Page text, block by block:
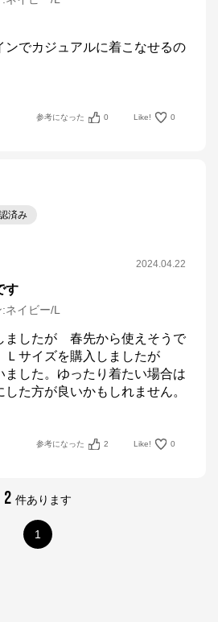
ンでカジュアルに着こなせるの
参考になった 0 Like! 0
済み
2024.04.22
す
ネイビー/L
ましたが　春先から使えそうで
Ｌサイズを購入しましたが
ました。ゆったり着たい場合は
参考になった 2 Like! 0
2 件あります
1